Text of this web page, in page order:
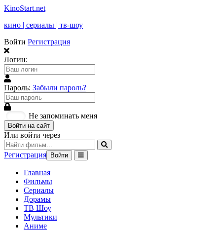
KinoStart.net
кино | сериалы | тв-шоу
Войти Регистрация
Логин:
Пароль: Забыли пароль?
Не запоминать меня
Войти на сайт
Или войти через
Регистрация Войти
Главная
Фильмы
Сериалы
Дорамы
ТВ Шоу
Мультики
Аниме